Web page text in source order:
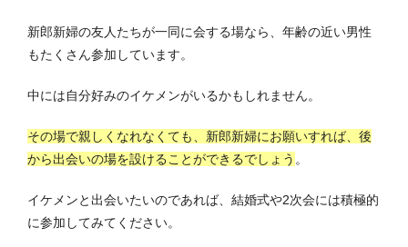
新郎新婦の友人たちが一同に会する場なら、年齢の近い男性
もたくさん参加しています。
中には自分好みのイケメンがいるかもしれません。
その場で親しくなれなくても、新郎新婦にお願いすれば、後
から出会いの場を設けることができるでしょう 。
イケメンと出会いたいのであれば、結婚式や2次会には積極的
に参加してみてください。